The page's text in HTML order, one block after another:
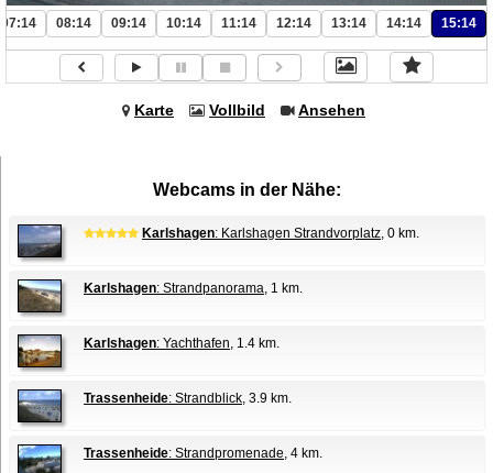
07:14 08:14 09:14 10:14 11:14 12:14 13:14 14:14 15:14
Karte Vollbild Ansehen
Webcams in der Nähe:
Karlshagen: Karlshagen Strandvorplatz, 0 km.
Karlshagen: Strandpanorama, 1 km.
Karlshagen: Yachthafen, 1.4 km.
Trassenheide: Strandblick, 3.9 km.
Trassenheide: Strandpromenade, 4 km.